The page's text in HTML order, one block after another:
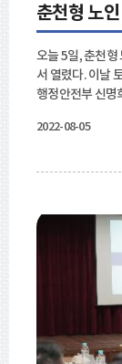
춘천형 노
오늘 5일, 춘천형
서 열렸다. 이날
행정안전부 신명
궂고 폭염이 계속
접 듣기도 했다.
역할 정립 및 유
구축해 나갈 방
2022-08-05